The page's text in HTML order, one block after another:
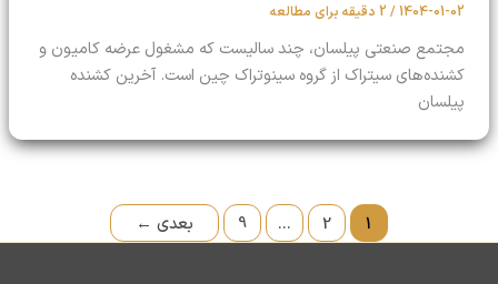
1404-01-02
/ 2 دقیقه برای مطالعه
مجتمع صنعتی پیلسان، چند سالیست که مشغول عرضه کامیون و
کشنده‌های سیتراک از گروه سینوتراک چین است. آخرین کشنده
پیلسان
1
2
…
9 بعدی ←